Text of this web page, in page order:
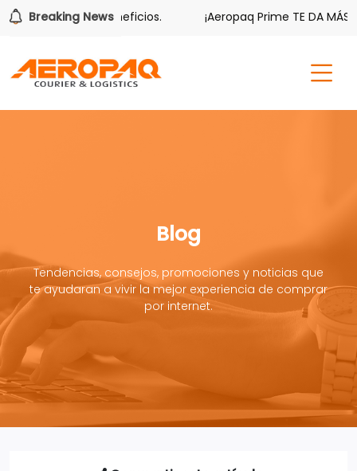
Breaking News
tiene sus beneficios. ¡Aeropaq Prime TE DA MÁS!
Blog
Tendencias, consejos, promociones y noticias que
te ayudaran a vivir la mejor experiencia de comprar
por internet.